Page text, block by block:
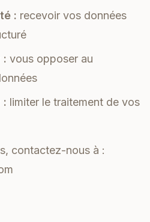
: recevoir vos données
: vous opposer au
: limiter le traitement de vos
contactez-nous à :